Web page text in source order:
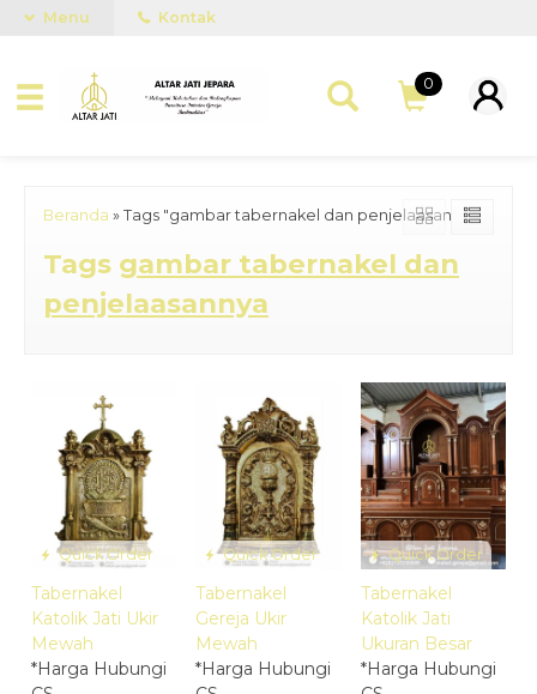
Menu Kontak
0
Beranda » Tags "gambar tabernakel dan penjelaasannya"
Tags gambar tabernakel dan
penjelaasannya
Quick Order
Tabernakel
Katolik Jati Ukir
Mewah
*Harga Hubungi
Quick Order
Tabernakel
Gereja Ukir
Mewah
*Harga Hubungi
Quick Order
Tabernakel
Katolik Jati
Ukuran Besar
*Harga Hubungi